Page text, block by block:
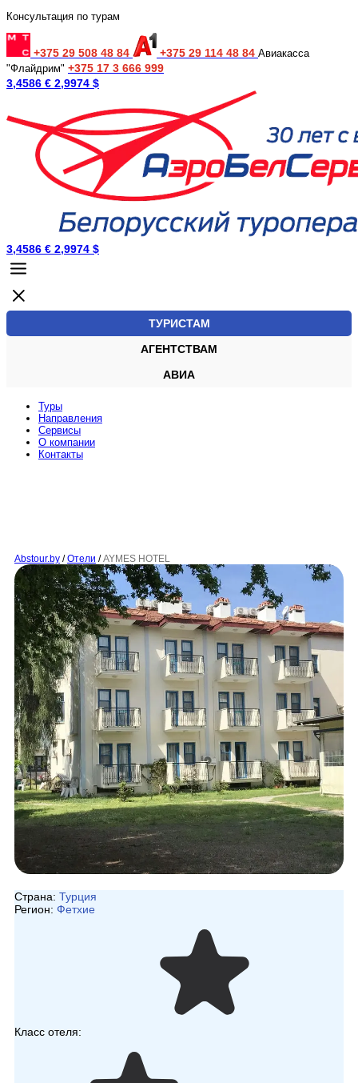
Консультация по турам
+375 29 508 48 84 +375 29 114 48 84 Авиакасса
"Флайдрим" +375 17 3 666 999
3,4586 € 2,9974 $
3,4586 € 2,9974 $
ТУРИСТАМ
АГЕНТСТВАМ
АВИА
Туры
Направления
Сервисы
O компании
Контакты
Abstour.by / Отели / AYMES HOTEL
Страна: Турция
Регион: Фетхие
Класс отеля: